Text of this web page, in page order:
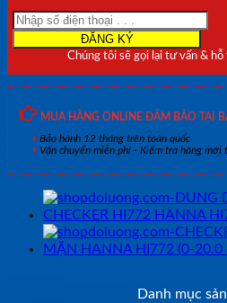
HI755
HANNA
HI755-
Chúng tôi sẽ gọi lại tư vấn &
MUA HÀNG ONLINE ĐẢM BẢO TẠI
Bảo hành 12 tháng trên toàn quốc
Vận chuyển miễn phí - Kiểm tra hàng mới
Danh mục